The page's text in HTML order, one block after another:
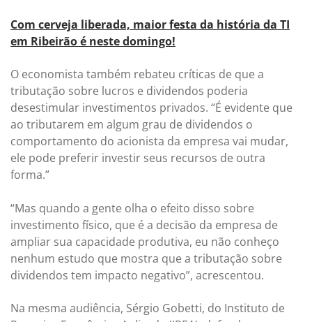
Com cerveja liberada, maior festa da história da TI
em Ribeirão é neste domingo!
O economista também rebateu críticas de que a
tributação sobre lucros e dividendos poderia
desestimular investimentos privados. “É evidente que
ao tributarem em algum grau de dividendos o
comportamento do acionista da empresa vai mudar,
ele pode preferir investir seus recursos de outra
forma.”
“Mas quando a gente olha o efeito disso sobre
investimento físico, que é a decisão da empresa de
ampliar sua capacidade produtiva, eu não conheço
nenhum estudo que mostra que a tributação sobre
dividendos tem impacto negativo”, acrescentou.
Na mesma audiência, Sérgio Gobetti, do Instituto de